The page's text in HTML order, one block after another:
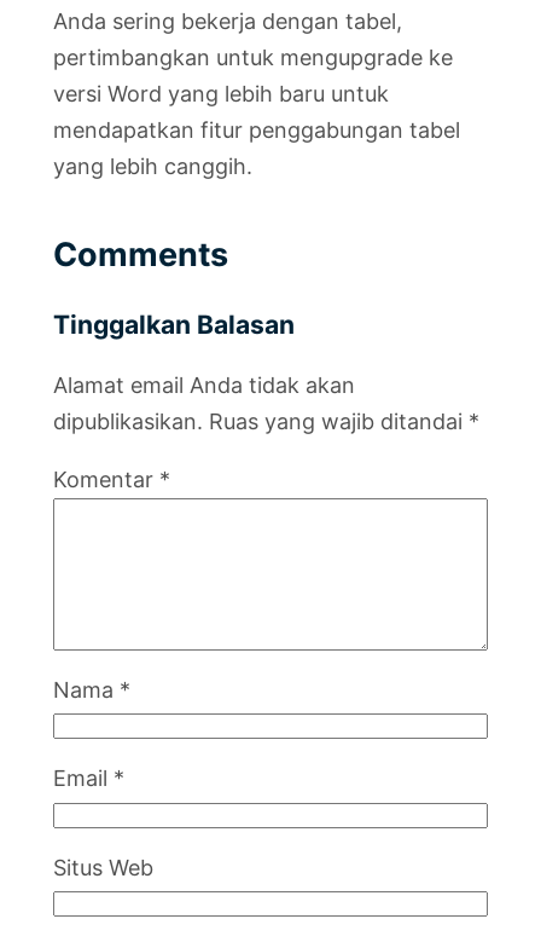
Anda sering bekerja dengan tabel,
pertimbangkan untuk mengupgrade ke
versi Word yang lebih baru untuk
mendapatkan fitur penggabungan tabel
yang lebih canggih.
Comments
Tinggalkan Balasan
Alamat email Anda tidak akan
dipublikasikan. Ruas yang wajib ditandai *
Komentar *
Nama *
Email *
Situs Web